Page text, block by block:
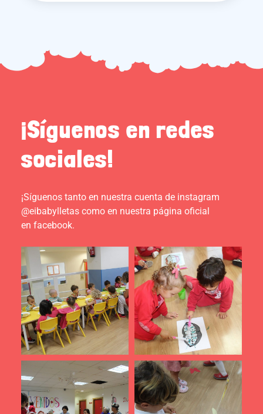
¡Síguenos en redes
sociales!
¡Síguenos tanto en nuestra cuenta de instagram
@eibabylletas como en nuestra página oficial
en facebook.